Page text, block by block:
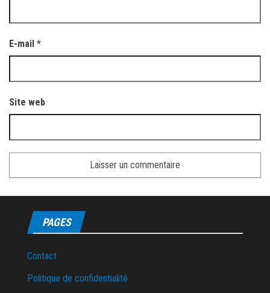
E-mail *
Site web
PAGES
Contact
Politique de confidentialité